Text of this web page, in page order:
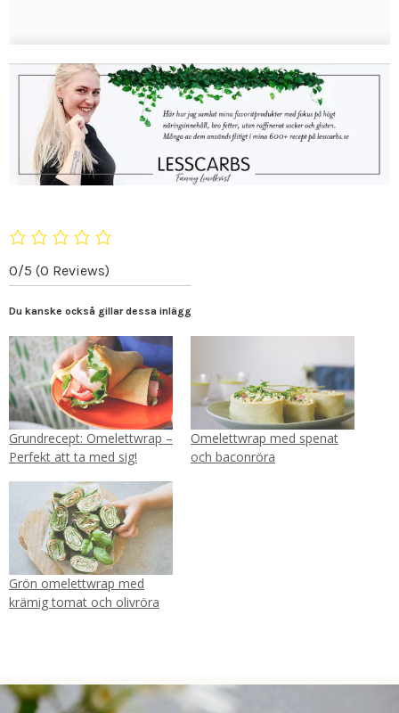
0/5 (0 Reviews)
Du kanske också gillar dessa inlägg
Grundrecept: Omelettwrap –
Perfekt att ta med sig!
Omelettwrap med spenat
och baconröra
Grön omelettwrap med
krämig tomat och olivröra